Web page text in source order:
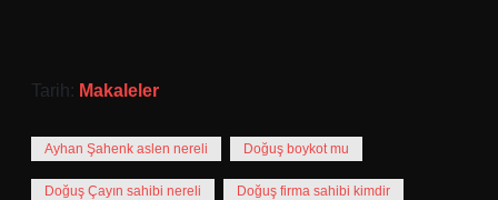
Tarih: Makaleler
Ayhan Şahenk aslen nereli Doğuş boykot mu
Doğuş Çayın sahibi nereli Doğuş firma sahibi kimdir